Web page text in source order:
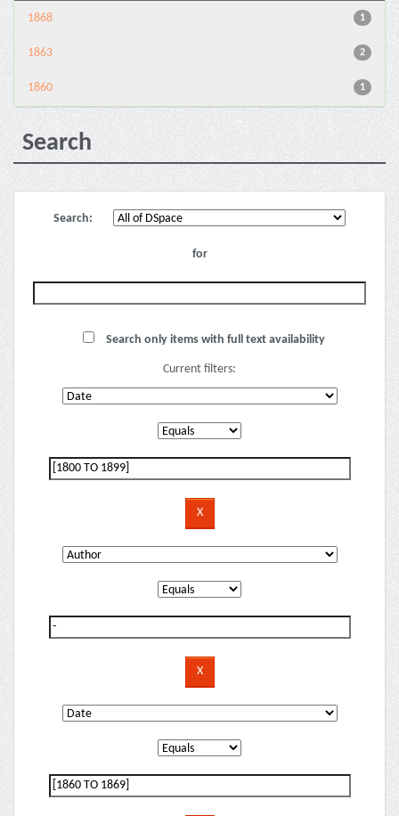
1
1868
2
1863
1
1860
Search
Search:
for
Search only items with full text availability
Current filters: